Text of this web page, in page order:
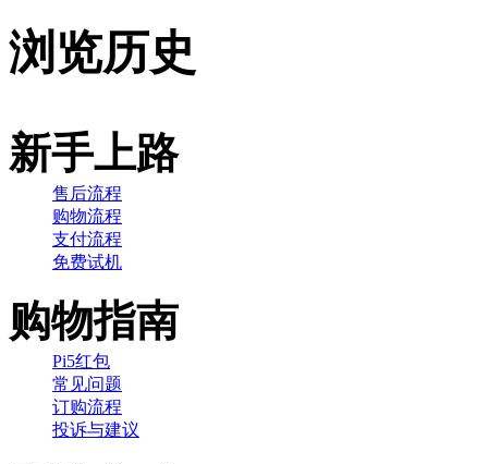
浏览历史
新手上路
售后流程
购物流程
支付流程
免费试机
购物指南
Pi5红包
常见问题
订购流程
投诉与建议